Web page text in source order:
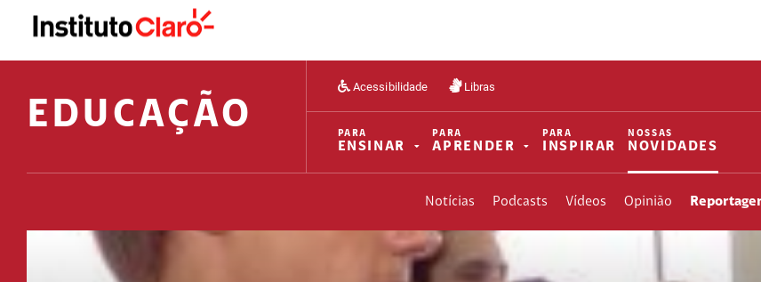
EDUCAÇÃO
Acessibilidade Libras
PARA
ENSINAR
PARA
APRENDER
PARA
INSPIRAR
NOSSAS
NOVIDADES
Notícias Podcasts Vídeos Opinião